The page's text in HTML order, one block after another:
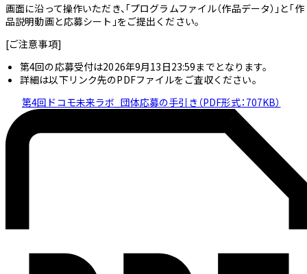
画面に沿って操作いただき、「プログラムファイル（作品データ）」と「作
品説明動画と応募シート」をご提出ください。
[ご注意事項]
第4回の応募受付は2026年9月13日23:59までとなります。
詳細は以下リンク先のPDFファイルをご査収ください。
第4回ドコモ未来ラボ_団体応募の手引き（PDF形式：707KB）